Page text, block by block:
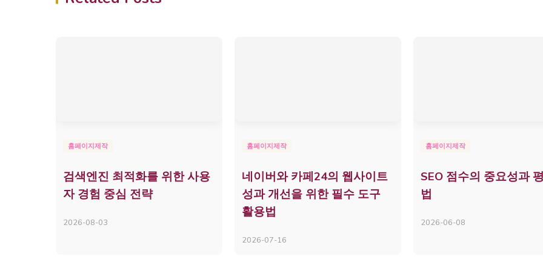
홈페이지제작
검색엔진 최적화를 위한 사용
자 경험 중심 전략
2026-08-03
홈페이지제작
네이버와 카페24의 웹사이트
성과 개선을 위한 필수 도구
활용법
2026-07-16
홈페이지제작
SEO 점수의 중요성과
법
2026-06-08